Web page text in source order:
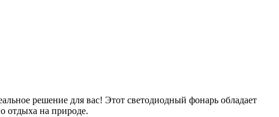
решение для вас! Этот светодиодный фонарь обладает
отдыха на природе.